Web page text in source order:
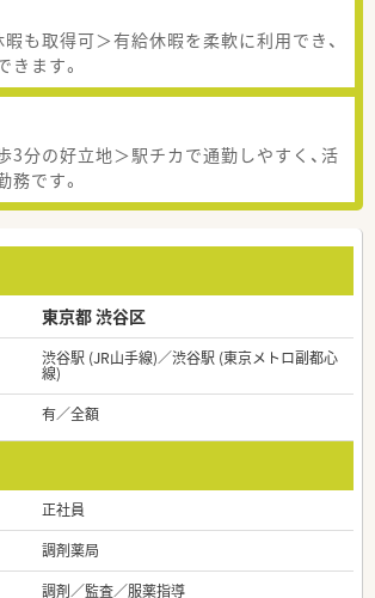
も取得可＞有給休暇を柔軟に利用でき、
きます。
3分の好立地＞駅チカで通勤しやすく、活
務です。
東京都 渋谷区
渋谷駅 (JR山手線)／渋谷駅 (東京メトロ副都心
線)
有／全額
正社員
調剤薬局
調剤／監査／服薬指導